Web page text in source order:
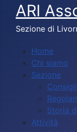
ARI
Sezione di
Home
Chi siamo
Sezione
Storia
Attività